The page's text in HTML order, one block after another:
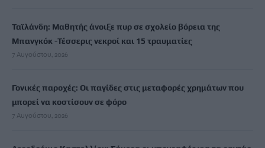
Ταϊλάνδη: Μαθητής άνοιξε πυρ σε σχολείο βόρεια της
Μπανγκόκ -Τέσσερις νεκροί και 15 τραυματίες
7 Αυγούστου, 2026
Γονικές παροχές: Οι παγίδες στις μεταφορές χρημάτων που
μπορεί να κοστίσουν σε φόρο
7 Αυγούστου, 2026